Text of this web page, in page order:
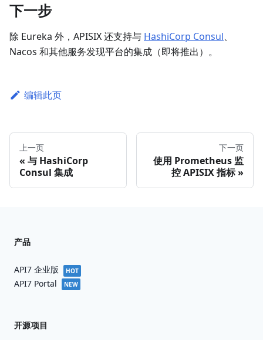
下一步
除 Eureka 外，APISIX 还支持与 HashiCorp Consul、
Nacos 和其他服务发现平台的集成（即将推出）。
编辑此页
上一页
与 HashiCorp
Consul 集成
下一页
使用 Prometheus 监
控 APISIX 指标
产品
API7 企业版 HOT
API7 Portal NEW
开源项目